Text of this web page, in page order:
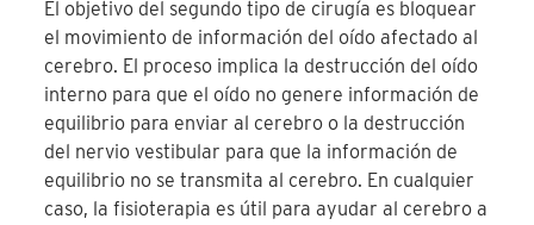
El objetivo del segundo tipo de cirugía es bloquear
el movimiento de información del oído afectado al
cerebro. El proceso implica la destrucción del oído
interno para que el oído no genere información de
equilibrio para enviar al cerebro o la destrucción
del nervio vestibular para que la información de
equilibrio no se transmita al cerebro. En cualquier
caso, la fisioterapia es útil para ayudar al cerebro a